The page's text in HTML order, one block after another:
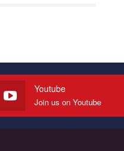
Youtube
Join us on Youtube